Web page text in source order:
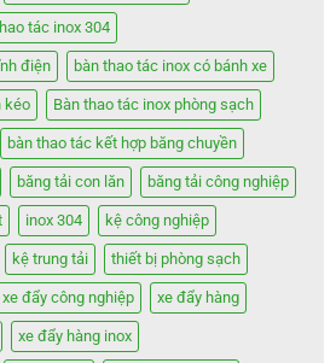
tác inox 304
điện bàn thao tác inox có bánh xe
kéo Bàn thao tác inox phòng sạch
bàn thao tác kết hợp băng chuyền
băng tải con lăn băng tải công nghiệp
inox 304 kệ công nghiệp
kệ trung tải thiết bị phòng sạch
xe đẩy công nghiệp xe đẩy hàng
xe đẩy hàng inox